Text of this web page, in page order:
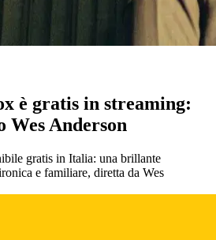
è gratis in streaming:
Wes Anderson
gratis in Italia: una brillante
e familiare, diretta da Wes